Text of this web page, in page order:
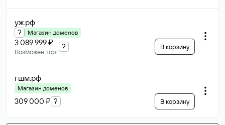
уж.рф
? Магазин доменов
3 089 999 ₽
Возможен торг
? В корзину
гшм.рф
Магазин доменов
309 000 ₽ ? В корзину